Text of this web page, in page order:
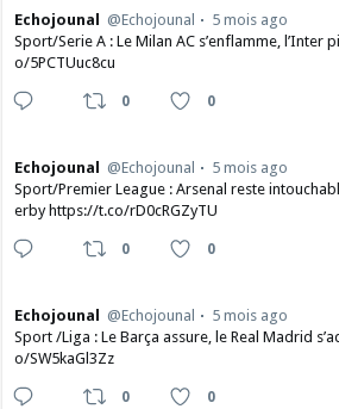
Echojounal @Echojounal
5 mois ago
Sport/Serie A : Le Milan AC s’enflamme, l’Inter
o/5PCTUuc8cu
0 0
Echojounal @Echojounal
5 mois ago
Sport/Premier League : Arsenal reste
erby https://t.co/rD0cRGZyTU
0 0
Echojounal @Echojounal
5 mois ago
Sport /Liga : Le Barça assure, le Real Madrid
o/SW5kaGl3Zz
0 0